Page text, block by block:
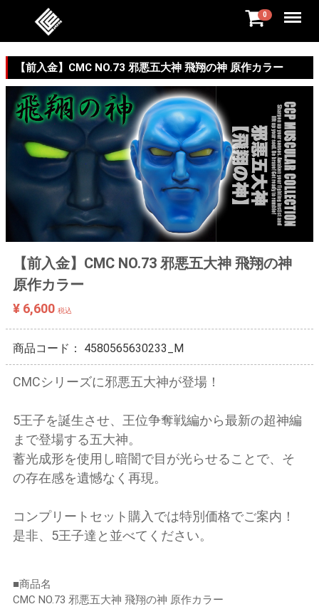
0 Menu
【前入金】CMC NO.73 邪悪五大神 飛翔の神 原作カラー
【前入金】CMC NO.73 邪悪五大神 飛翔の神
原作カラー
¥ 6,600 税込
商品コード： 4580565630233_M
CMCシリーズに邪悪五大神が登場！
5王子を誕生させ、王位争奪戦編から最新の超神編
まで登場する五大神。
蓄光成形を使用し暗闇で目が光らせることで、そ
の存在感を遺憾なく再現。
コンプリートセット購入では特別価格でご案内！
是非、5王子達と並べてください。
■商品名
CMC NO.73 邪悪五大神 飛翔の神 原作カラー